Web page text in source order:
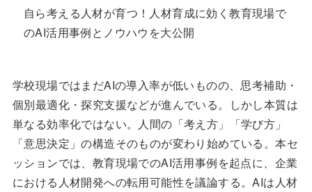
自ら考える人材が育つ！人材育成に効く教育現場で
のAI活用事例とノウハウを大公開
学校現場ではまだAIの導入率が低いものの、思考補助・
個別最適化・探究支援などが進んでいる。しかし本質は
単なる効率化ではない。人間の「考え方」「学び方」
「意思決定」の構造そのものが変わり始めている。本セ
ッションでは、教育現場でのAI活用事例を起点に、企業
における人材開発への転用可能性を議論する。AIは人材